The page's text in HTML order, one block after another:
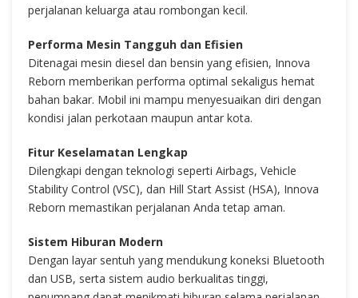
perjalanan keluarga atau rombongan kecil.
Performa Mesin Tangguh dan Efisien
Ditenagai mesin diesel dan bensin yang efisien, Innova
Reborn memberikan performa optimal sekaligus hemat
bahan bakar. Mobil ini mampu menyesuaikan diri dengan
kondisi jalan perkotaan maupun antar kota.
Fitur Keselamatan Lengkap
Dilengkapi dengan teknologi seperti Airbags, Vehicle
Stability Control (VSC), dan Hill Start Assist (HSA), Innova
Reborn memastikan perjalanan Anda tetap aman.
Sistem Hiburan Modern
Dengan layar sentuh yang mendukung koneksi Bluetooth
dan USB, serta sistem audio berkualitas tinggi,